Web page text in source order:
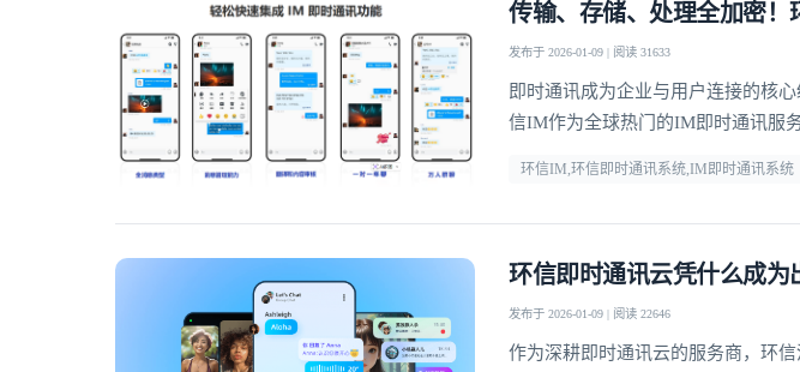
传输、存储、处理全加密
发布于 2026-01-09 | 阅读 31633
即时通讯成为企业与用户连接的核
信IM作为全球热门的IM即时通讯服
环信IM,环信即时通讯系统,IM即时通讯系统
环信即时通讯云凭什么成为
发布于 2026-01-09 | 阅读 22646
作为深耕即时通讯云的服务商，环